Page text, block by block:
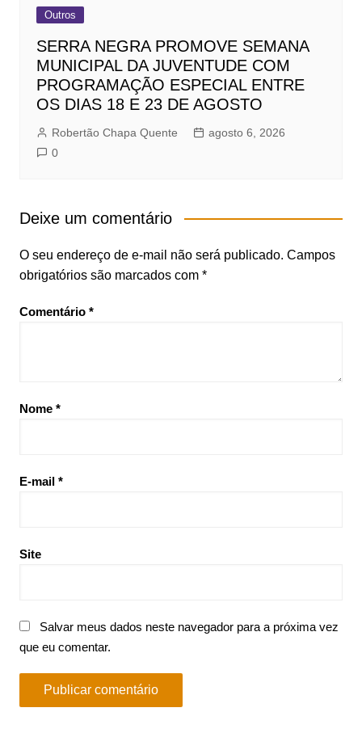
Outros
SERRA NEGRA PROMOVE SEMANA
MUNICIPAL DA JUVENTUDE COM
PROGRAMAÇÃO ESPECIAL ENTRE
OS DIAS 18 E 23 DE AGOSTO
Robertão Chapa Quente
agosto 6, 2026
0
Deixe um comentário
O seu endereço de e-mail não será publicado. Campos
obrigatórios são marcados com *
Comentário *
Nome *
E-mail *
Site
Salvar meus dados neste navegador para a próxima vez
que eu comentar.